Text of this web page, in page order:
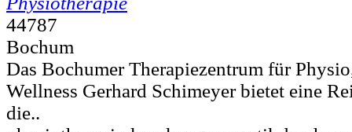
44787
Bochum
Das Bochumer Therapiezentrum für
Wellness Gerhard Schimeyer bietet eine
die..